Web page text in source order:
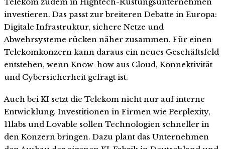
investieren. Das passt zur breiteren Debatte in Europa:
Digitale Infrastruktur, sichere Netze und
Abwehrsysteme rücken näher zusammen. Für einen
Telekomkonzern kann daraus ein neues Geschäftsfeld
entstehen, wenn Know-how aus Cloud, Konnektivität
und Cybersicherheit gefragt ist.
Auch bei KI setzt die Telekom nicht nur auf interne
Entwicklung. Investitionen in Firmen wie Perplexity,
11labs und Lovable sollen Technologien schneller in
den Konzern bringen. Dazu plant das Unternehmen